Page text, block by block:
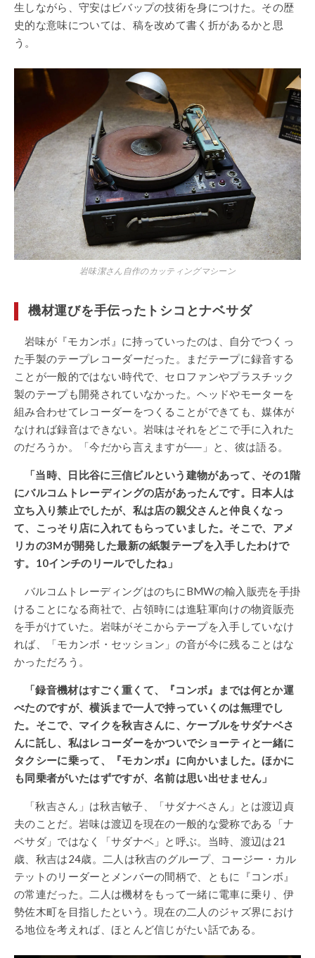
生しながら、守安はビバップの技術を身につけた。その歴
史的な意味については、稿を改めて書く折があるかと思
う。
岩味潔さん自作のカッティングマシーン
機材運びを手伝ったトシコとナベサダ
岩味が『モカンボ』に持っていったのは、自分でつくっ
た手製のテープレコーダーだった。まだテープに録音する
ことが一般的ではない時代で、セロファンやプラスチック
製のテープも開発されていなかった。ヘッドやモーターを
組み合わせてレコーダーをつくることができても、媒体が
なければ録音はできない。岩味はそれをどこで手に入れた
のだろうか。「今だから言えますが──」と、彼は語る。
「当時、日比谷に三信ビルという建物があって、その1階
にバルコムトレーディングの店があったんです。日本人は
立ち入り禁止でしたが、私は店の親父さんと仲良くなっ
て、こっそり店に入れてもらっていました。そこで、アメ
リカの3Mが開発した最新の紙製テープを入手したわけで
す。10インチのリールでしたね」
バルコムトレーディングはのちにBMWの輸入販売を手掛
けることになる商社で、占領時には進駐軍向けの物資販売
を手がけていた。岩味がそこからテープを入手していなけ
れば、「モカンボ・セッション」の音が今に残ることはな
かっただろう。
「録音機材はすごく重くて、『コンボ』までは何とか運
べたのですが、横浜まで一人で持っていくのは無理でし
た。そこで、マイクを秋吉さんに、ケーブルをサダナベさ
んに託し、私はレコーダーをかついでショーティと一緒に
タクシーに乗って、『モカンボ』に向かいました。ほかに
も同乗者がいたはずですが、名前は思い出せません」
「秋吉さん」は秋吉敏子、「サダナベさん」とは渡辺貞
夫のことだ。岩味は渡辺を現在の一般的な愛称である「ナ
ベサダ」ではなく「サダナベ」と呼ぶ。当時、渡辺は21
歳、秋吉は24歳。二人は秋吉のグループ、コージー・カル
テットのリーダーとメンバーの間柄で、ともに『コンボ』
の常連だった。二人は機材をもって一緒に電車に乗り、伊
勢佐木町を目指したという。現在の二人のジャズ界におけ
る地位を考えれば、ほとんど信じがたい話である。